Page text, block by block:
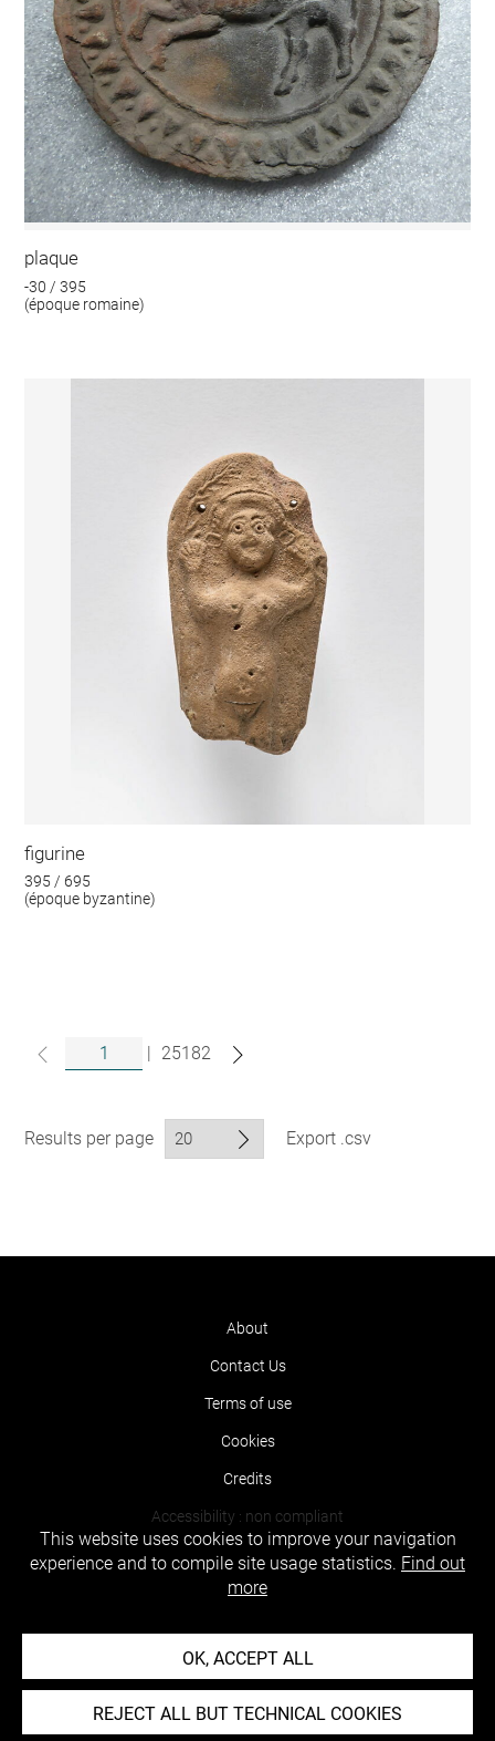
plaque
-30 / 395
(époque romaine)
figurine
395 / 695
(époque byzantine)
| 25182
Results per page Export .csv
About
Contact Us
Terms of use
Cookies
Credits
Accessibility : non compliant
This website uses cookies to improve your navigation
experience and to compile site usage statistics. Find out
more
OK, ACCEPT ALL
REJECT ALL BUT TECHNICAL COOKIES